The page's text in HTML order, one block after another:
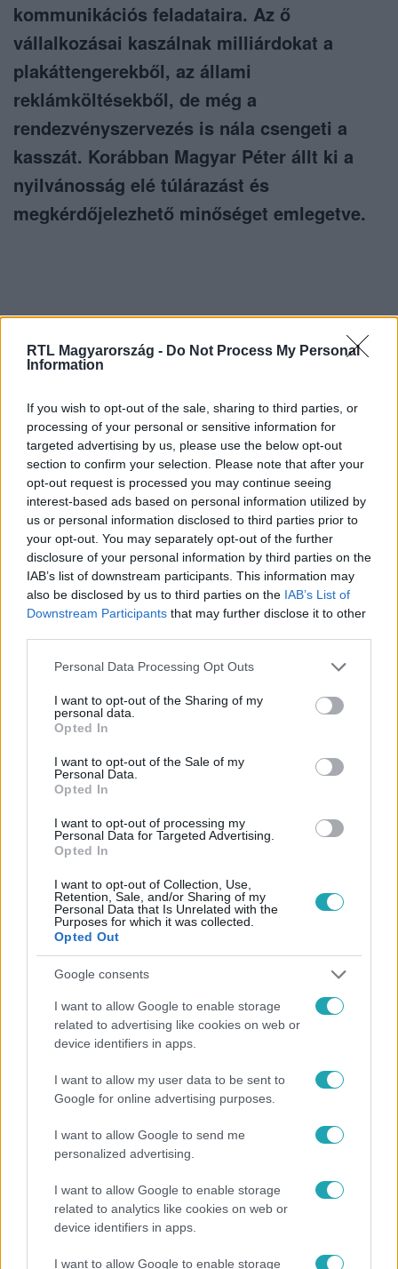
RTL Magyarország - Do Not Process My Personal
Information
If you wish to opt-out of the sale, sharing to third parties, or
processing of your personal or sensitive information for
targeted advertising by us, please use the below opt-out
section to confirm your selection. Please note that after your
opt-out request is processed you may continue seeing
interest-based ads based on personal information utilized by
us or personal information disclosed to third parties prior to
your opt-out. You may separately opt-out of the further
disclosure of your personal information by third parties on the
IAB’s list of downstream participants. This information may
also be disclosed by us to third parties on the IAB’s List of
Downstream Participants that may further disclose it to other
Please note that this website/app uses one or more Google
not limited to your visit or usage behaviour. You may click to
grant or deny consent to Google and its third-party tags to
use your data for below specified purposes in below Google
consent section.
Personal Data Processing Opt Outs
I want to opt-out of the Sharing of my
personal data.
Opted In
I want to opt-out of the Sale of my
Personal Data.
Opted In
I want to opt-out of processing my
Personal Data for Targeted Advertising.
Opted In
I want to opt-out of Collection, Use,
Retention, Sale, and/or Sharing of my
Personal Data that Is Unrelated with the
Purposes for which it was collected.
Opted Out
Google consents
I want to allow Google to enable storage
related to advertising like cookies on web or
device identifiers in apps.
I want to allow my user data to be sent to
Google for online advertising purposes.
I want to allow Google to send me
personalized advertising.
I want to allow Google to enable storage
related to analytics like cookies on web or
device identifiers in apps.
I want to allow Google to enable storage
kommunikációs feladataira. Az ő
vállalkozásai kaszálnak milliárdokat a
plakáttengerekből, az állami
reklámköltésekből, de még a
rendezvényszervezés is nála csengeti a
kasszát. Korábban Magyar Péter állt ki a
nyilvánosság elé túlárazást és
megkérdőjelezhető minőséget emlegetve.
Itt állítsd be, hogy az RTL.hu az elsők között
legyen a Google-találatokban!
Kövess minket, és értesülj a friss
hírekről a Facebookon is!
Követem
BELFÖLD #BALÁSY GYULA
KÖZBESZERZÉS #MA
Népszerű